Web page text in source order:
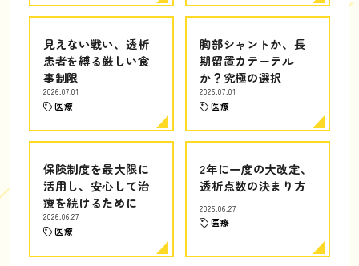
見えない戦い、透析
患者を縛る厳しい食
事制限
2026.07.01
医療
胸部シャントか、長
期留置カテーテル
か？究極の選択
2026.07.01
医療
保険制度を最大限に
活用し、安心して治
療を続けるために
2026.06.27
医療
2年に一度の大改定、
透析点数の決まり方
2026.06.27
医療